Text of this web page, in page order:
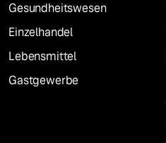
Gesundheitswesen
Einzelhandel
Lebensmittel
Gastgewerbe